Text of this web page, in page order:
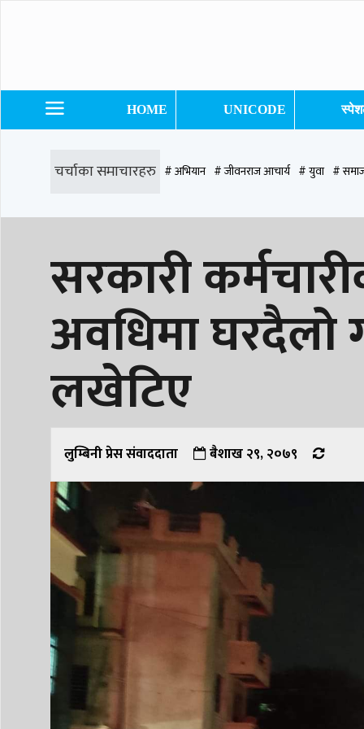
HOME UNICODE
चर्चाका समाचारहरु # अभियान # जीवनराज आचार्य # युवा #
# समृद्धि एकेडेमी # काङ्ग्रेस # नेपाली कांग्रेस # बुटवल # राजधानी #
# प्रतिनिधि सभा
सरकारी
अवधिमा घरदैलो
लखेटिए
लुम्बिनी प्रेस संवाददाता बैशाख २९, २०७९